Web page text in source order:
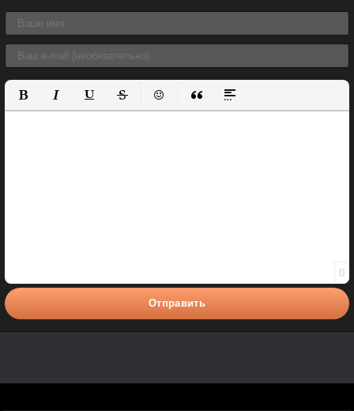
Полужирный
КурсивПодчеркнутый
ЗачеркнутыйВставить смайлик
Вставка цитаты
Вставка спойлера
0
Отправить